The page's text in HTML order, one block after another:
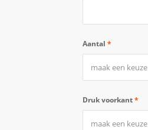
Aantal *
Druk voorkant*